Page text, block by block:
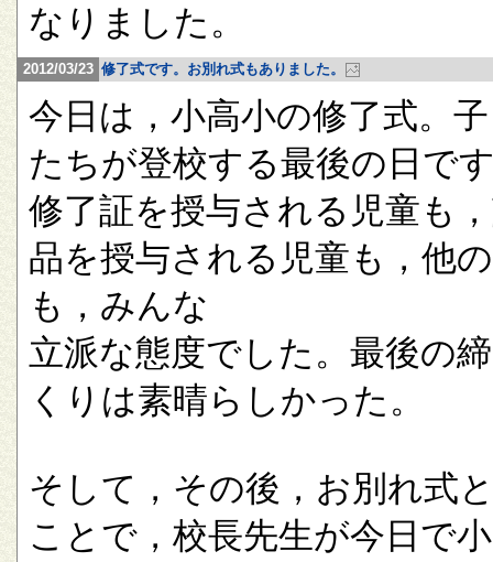
なりました。
2012/03/23 修了式です。お別れ式もありました。
今日は，小高小の修了式。
たちが登校する最後の日で
修了証を授与される児童も
品を授与される児童も，他
も，みんな
立派な態度でした。最後の
くりは素晴らしかった。
そして，その後，お別れ式
ことで，校長先生が今日で